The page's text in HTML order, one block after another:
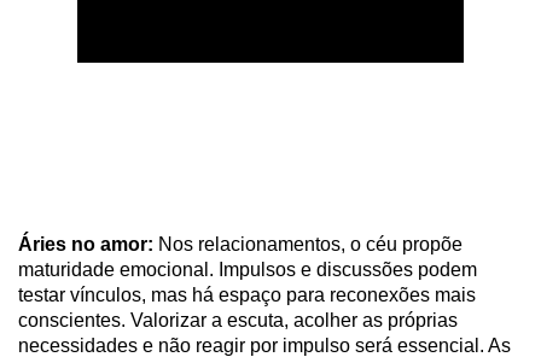
Áries no amor: Nos relacionamentos, o céu propõe
maturidade emocional. Impulsos e discussões podem
testar vínculos, mas há espaço para reconexões mais
conscientes. Valorizar a escuta, acolher as próprias
necessidades e não reagir por impulso será essencial. As